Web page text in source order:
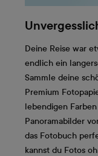
Deine Reise war
endlich ein
Sammle deine
Premium
lebendigen
Panoramabilder
das Fotobuch
kannst du Fotos